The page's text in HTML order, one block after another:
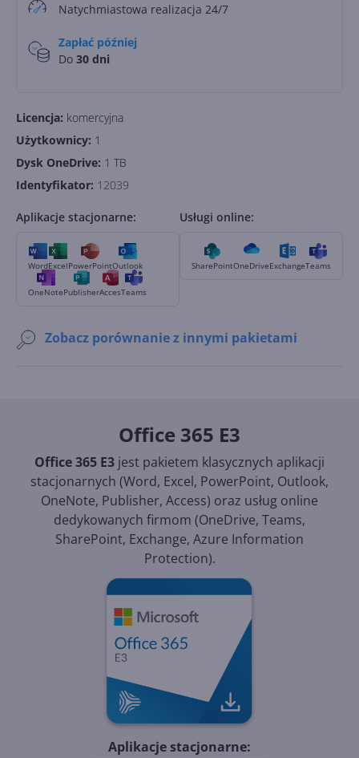
Natychmiastowa realizacja 24/7
Zapłać później
Do 30 dni
Licencja: komercyjna
Użytkownicy: 1
Dysk OneDrive: 1 TB
Identyfikator: 12039
Aplikacje stacjonarne:
WordExcelPowerPointOutlook
OneNotePublisherAccesTeams
Usługi online:
SharePointOneDriveExchangeTeams
Zobacz porównanie z innymi pakietami
Office 365 E3
Office 365 E3 jest pakietem klasycznych aplikacji
stacjonarnych (Word, Excel, PowerPoint, Outlook,
OneNote, Publisher, Access) oraz usług online
dedykowanych firmom (OneDrive, Teams,
SharePoint, Exchange, Azure Information
Protection).
Aplikacje stacjonarne: